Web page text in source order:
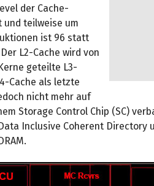
der Cache-
und teilweise um
ist 96 statt
L2-Cache wird von
geteilte L3-
Cache als letzte
nicht mehr auf
Storage Control Chip (SC)
Inclusive Coherent Directory